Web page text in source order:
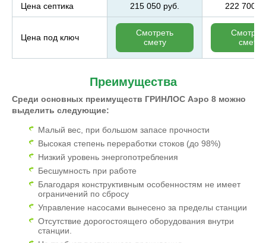
Цена септика 215 050 руб. 222 700
Цена под ключ
Смотреть
смету
смету
Преимущества
Среди основных преимуществ ГРИНЛОС Аэро 8 можно
выделить следующие:
Малый вес, при большом запасе прочности
Высокая степень переработки стоков (до 98%)
Низкий уровень энергопотребления
Бесшумность при работе
Благодаря конструктивным особенностям не имеет
ограничений по сбросу
Управление насосами вынесено за пределы станции
Отсутствие дорогостоящего оборудования внутри
станции.